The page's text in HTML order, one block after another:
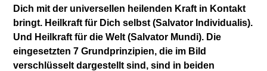
Dich mit der universellen heilenden Kraft in Kontakt
bringt. Heilkraft für Dich selbst (Salvator Individualis).
Und Heilkraft für die Welt (Salvator Mundi). Die
eingesetzten 7 Grundprinzipien, die im Bild
verschlüsselt dargestellt sind, sind in beiden